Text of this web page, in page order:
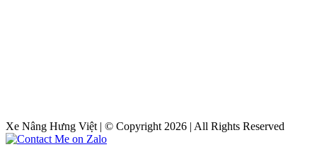
Xe Nâng Hưng Việt | © Copyright 2026 | All Rights Reserved